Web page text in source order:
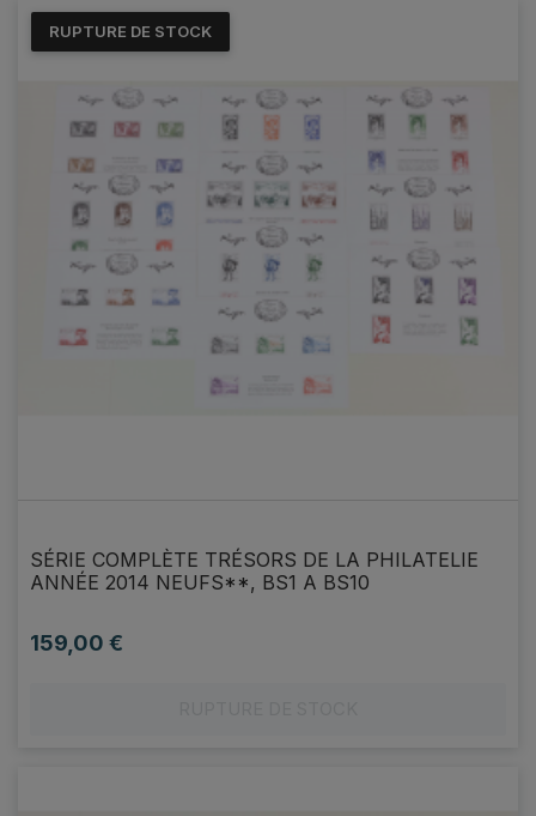
SÉRIE COMPLÈTE TRÉSORS DE LA PHILATELIE
ANNÉE 2014 NEUFS**, BS1 A BS10
Prix
159,00 €
RUPTURE DE STOCK